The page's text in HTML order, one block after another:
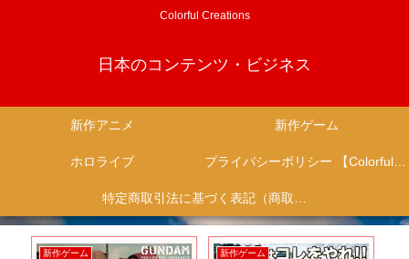
Colorful Creations
日本のコンテンツ・ビジネス
新作アニメ 新作ゲーム
ホロライブ プライバシーポリシー 【Colorful Creation】
特定商取引法に基づく表記（商取引に関する開示）
新作ゲーム 新作ゲーム